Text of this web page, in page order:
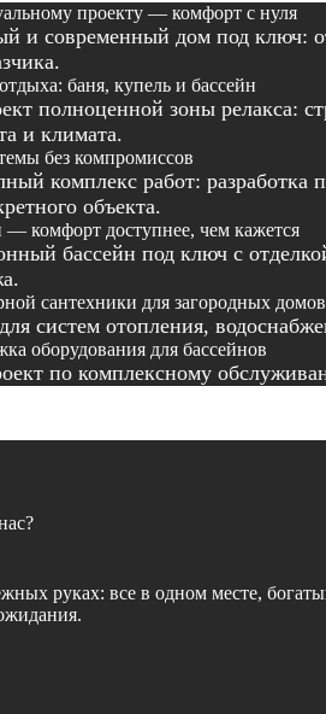
проекту — комфорт с нуля
и современный дом под ключ:
баня, купель и бассейн
полноценной зоны релакса:
и климата.
без компромиссов
комплекс работ: разработка
объекта.
комфорт доступнее, чем кажется
бассейн под ключ с
сантехники для загородных домов
систем отопления,
оборудования для бассейнов
по комплексному
руках: все в одном месте,